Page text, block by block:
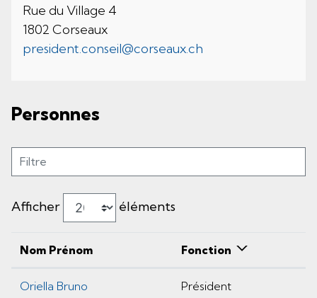
Rue du Village 4
1802 Corseaux
president.conseil@corseaux.ch
Personnes
Filtre
Afficher éléments
Nom Prénom Fonction
Oriella Bruno Président